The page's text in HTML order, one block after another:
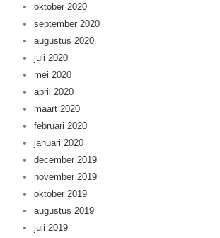
oktober 2020
september 2020
augustus 2020
juli 2020
mei 2020
april 2020
maart 2020
februari 2020
januari 2020
december 2019
november 2019
oktober 2019
augustus 2019
juli 2019